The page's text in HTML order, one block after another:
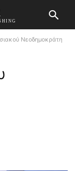
Νεοδημοκράτη